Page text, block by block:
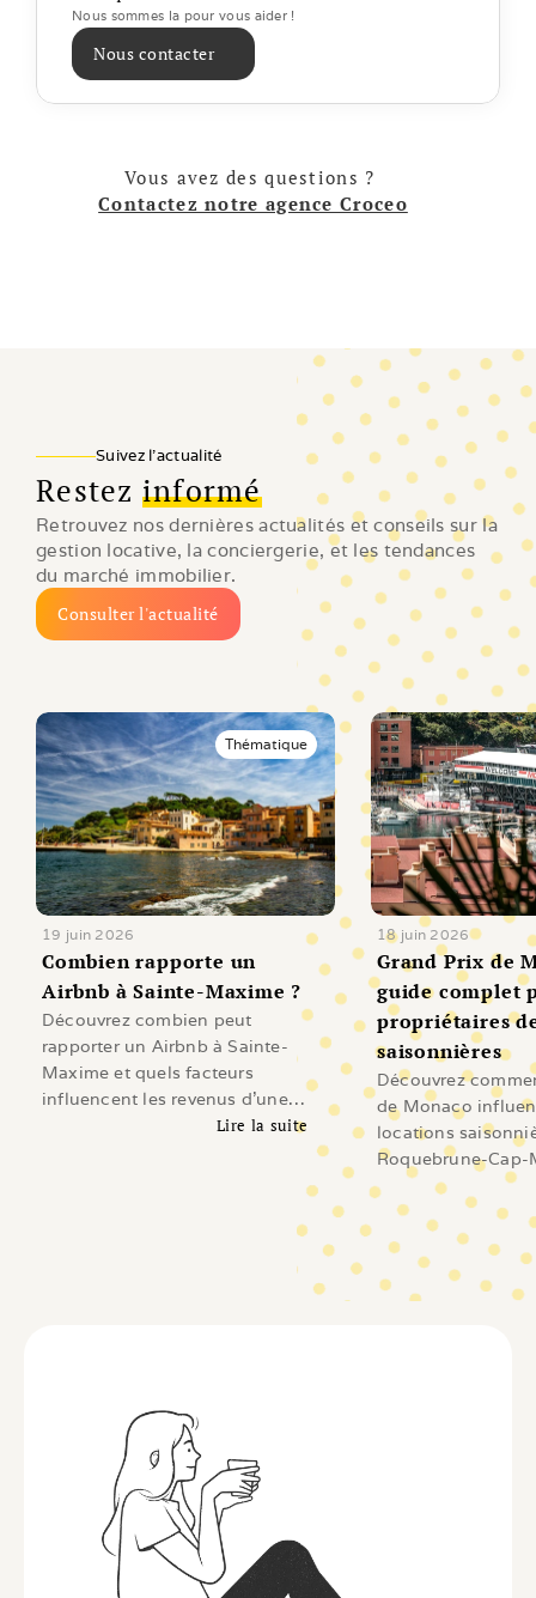
Nous sommes la pour vous aider !
Nous contacter
Vous avez des questions ?
Contactez notre agence Croceo
Suivez l'actualité
Restez informé
Retrouvez nos dernières actualités et conseils sur la
gestion locative, la conciergerie, et les tendances
du marché immobilier.
Consulter l'actualité
Thématique
19 juin 2026
Combien rapporte un
Airbnb à Sainte-Maxime ?
Découvrez combien peut
rapporter un Airbnb à Sainte-
Maxime et quels facteurs
influencent les revenus d'une
location saisonnière sur le Golfe
Lire la suite
18 juin 2026
Grand Prix de
guide complet
propriétaires
saisonnières
Découvrez
de Monaco
locations
Roquebrune-Cap-
Beausoleil, Cap-
Revenus,
investissement et
les propriétaires.